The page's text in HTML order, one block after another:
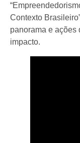
Contexto
panorama e ações
impacto.